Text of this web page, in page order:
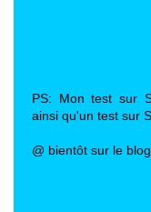
PS: Mon test sur
ainsi qu'un test sur
@ bientôt sur le blog